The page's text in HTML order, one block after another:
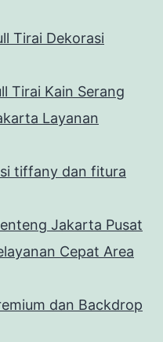
Tirai Dekorasi
Tirai Kain Serang
Layanan
tiffany dan fitura
Jakarta Pusat
Cepat Area
dan Backdrop